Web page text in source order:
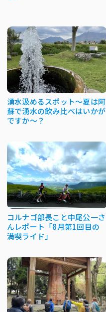
湧水汲めるスポット～夏は阿
蘇で湧水の飲み比べはいかが
ですか～？
コルナゴ部長こと中尾公一さ
んレポート「8月第1回目の
満喫ライド」